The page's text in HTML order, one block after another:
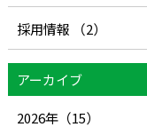
採用情報 （2）
アーカイブ
2026年（15）